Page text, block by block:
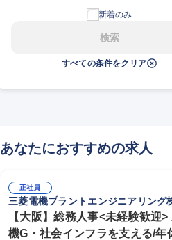
新着のみ
検索
すべての条件をクリア
あなたにおすすめの求人
正社員
三菱電機プラントエンジニアリング
【大阪】総務人事<未経験歓迎>
機G・社会インフラを支える/年